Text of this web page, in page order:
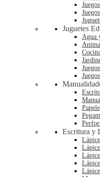
Juegos
Juguetes
Agua
Escritura y